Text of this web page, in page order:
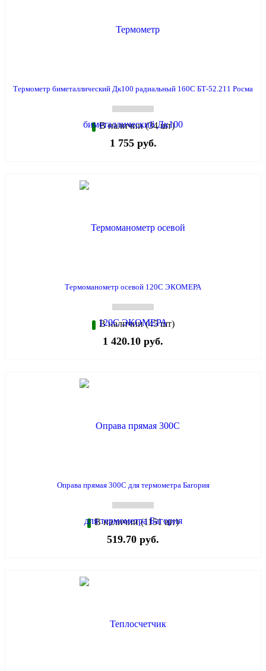
Термометр биметаллический Дк100 радиальный 160С БТ-52.211 Росма
В наличии (34 шт)
1 755 руб.
Термоманометр осевой 120С ЭКОМЕРА
В наличии (45 шт)
1 420.10 руб.
Оправа прямая 300С для термометра Багория
В наличии (1151 шт)
519.70 руб.